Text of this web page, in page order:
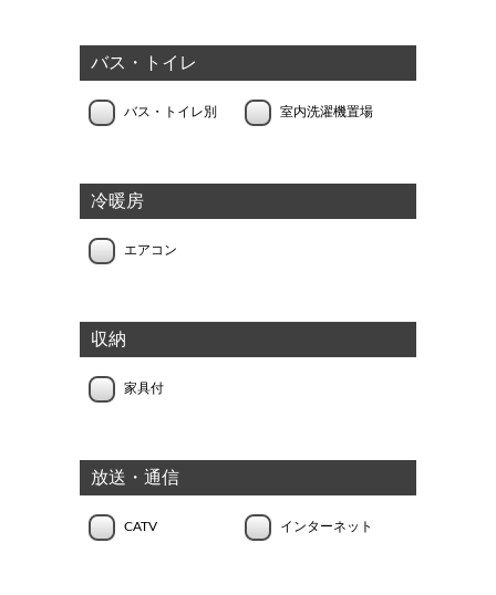
バス・トイレ
バス・トイレ別 室内洗濯機置場
冷暖房
エアコン
収納
家具付
放送・通信
CATV インターネット